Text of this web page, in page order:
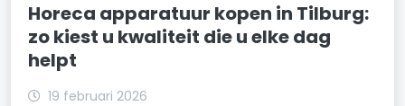
Horeca apparatuur kopen in Tilburg:
zo kiest u kwaliteit die u elke dag
helpt
19 februari 2026